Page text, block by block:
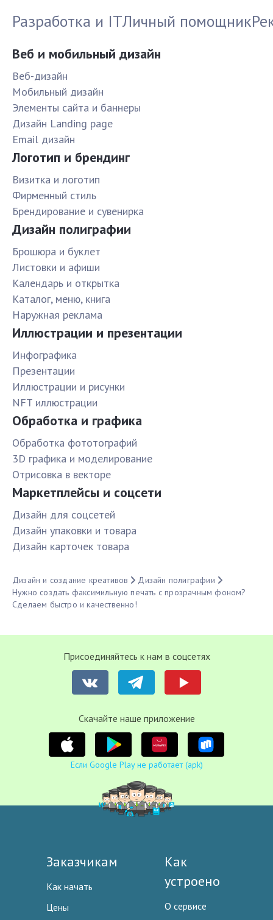
Разработка и ITЛичный помощник
Веб и мобильный дизайн
Веб-дизайн
Мобильный дизайн
Элементы сайта и баннеры
Дизайн Landing page
Email дизайн
Логотип и брендинг
Визитка и логотип
Фирменный стиль
Брендирование и сувенирка
Дизайн полиграфии
Брошюра и буклет
Листовки и афиши
Календарь и открытка
Каталог, меню, книга
Наружная реклама
Иллюстрации и презентации
Инфографика
Презентации
Иллюстрации и рисунки
NFT иллюстрации
Обработка и графика
Обработка фототографий
3D графика и моделирование
Отрисовка в векторе
Маркетплейсы и соцсети
Дизайн для соцсетей
Дизайн упаковки и товара
Дизайн карточек товара
Дизайн и создание креативов
Дизайн полиграфии
Нужно создать факсимильную печать с прозрачным фоном?
Сделаем быстро и качественно!
Присоединяйтесь к нам в соцсетях
Cкачайте наше приложение
Если Google Play не работает (apk)
Заказчикам
Как начать
Цены
Как
устроено
О сервисе